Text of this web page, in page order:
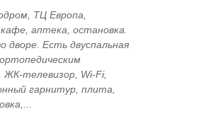
ТЦ Европа,
аптека, остановка.
дворе. Есть двуспальная
телевизор, Wi-Fi,
гарнитур, плита,